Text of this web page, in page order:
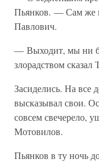
Пьянков. — Сам же
Павлович.
— Выходит, мы ни
злорадством сказал
Засиделись. На все
высказывал свои.
совсем свечерело,
Мотовилов.
Пьянков в ту ночь